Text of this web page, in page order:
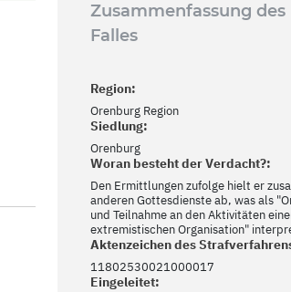
Zusammenfassung des
Falles
Region:
Orenburg Region
Siedlung:
Orenburg
Woran besteht der Verdacht?:
Den Ermittlungen zufolge hielt er
anderen Gottesdienste ab, was als
und Teilnahme an den Aktivitäten
extremistischen Organisation"
Aktenzeichen des
11802530021000017
Eingeleitet: